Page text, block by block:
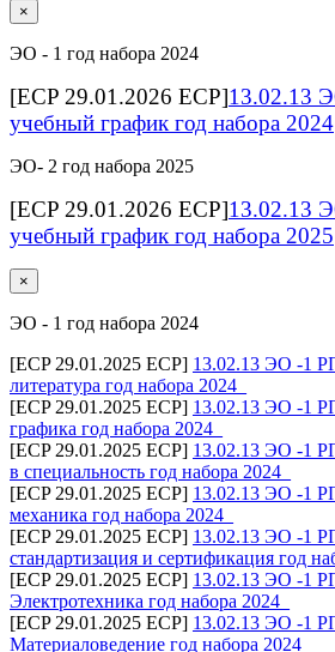
×
ЭО - 1 год набора 2024
[ECP 29.01.2026 ECP]13.02.13
учебный график год набора 2024
ЭО- 2 год набора 2025
[ECP 29.01.2026 ECP]13.02.13
учебный график год набора 2025
×
ЭО - 1 год набора 2024
[ECP 29.01.2025 ECP] 13.02.13 ЭО -1
литература год набора 2024_
[ECP 29.01.2025 ECP] 13.02.13 ЭО -1
графика год набора 2024_
[ECP 29.01.2025 ECP] 13.02.13 ЭО -1
в специальность год набора 2024_
[ECP 29.01.2025 ECP] 13.02.13 ЭО -1
механика год набора 2024_
[ECP 29.01.2025 ECP] 13.02.13 ЭО -1
стандартизация и сертификация год
[ECP 29.01.2025 ECP] 13.02.13 ЭО -1
Электротехника год набора 2024_
[ECP 29.01.2025 ECP] 13.02.13 ЭО -1
Материаловедение год набора 2024_